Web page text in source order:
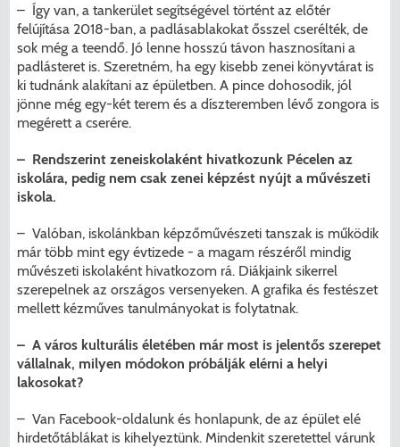
– Így van, a tankerület segítségével történt az előtér
felújítása 2018-ban, a padlásablakokat ősszel cserélték, de
sok még a teendő. Jó lenne hosszú távon hasznosítani a
padlásteret is. Szeretném, ha egy kisebb zenei könyvtárat is
ki tudnánk alakítani az épületben. A pince dohosodik, jól
jönne még egy-két terem és a díszteremben lévő zongora is
megérett a cserére.
– Rendszerint zeneiskolaként hivatkozunk Pécelen az
iskolára, pedig nem csak zenei képzést nyújt a művészeti
iskola.
– Valóban, iskolánkban képzőművészeti tanszak is működik
már több mint egy évtizede - a magam részéről mindig
művészeti iskolaként hivatkozom rá. Diákjaink sikerrel
szerepelnek az országos versenyeken. A grafika és festészet
mellett kézműves tanulmányokat is folytatnak.
– A város kulturális életében már most is jelentős szerepet
vállalnak, milyen módokon próbálják elérni a helyi
lakosokat?
– Van Facebook-oldalunk és honlapunk, de az épület elé
hirdetőtáblákat is kihelyeztünk. Mindenkit szeretettel várunk